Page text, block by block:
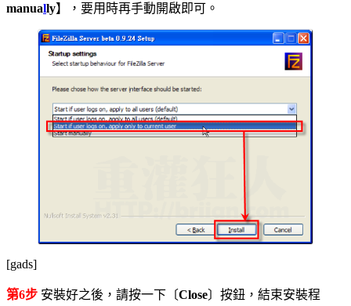
manually】，要用時再手動開啟即可。
[gads]
第6步 安裝好之後，請按一下〔Close〕按鈕，結束安裝程